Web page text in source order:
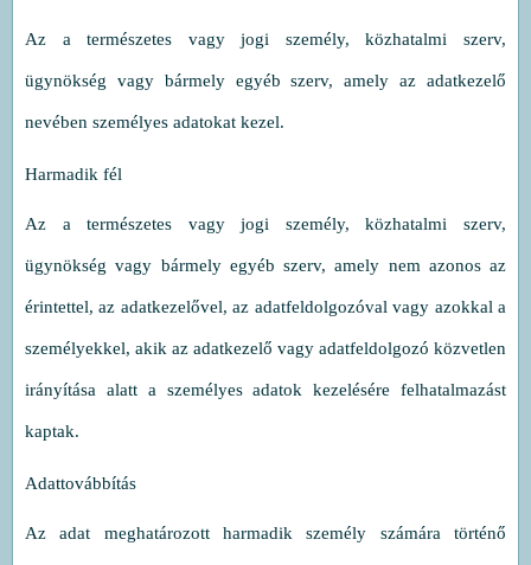
Az a természetes vagy jogi személy, közhatalmi szerv,
ügynökség vagy bármely egyéb szerv, amely az adatkezelő
nevében személyes adatokat kezel.
Harmadik fél
Az a természetes vagy jogi személy, közhatalmi szerv,
ügynökség vagy bármely egyéb szerv, amely nem azonos az
érintettel, az adatkezelővel, az adatfeldolgozóval vagy azokkal a
személyekkel, akik az adatkezelő vagy adatfeldolgozó közvetlen
irányítása alatt a személyes adatok kezelésére felhatalmazást
kaptak.
Adattovábbítás
Az adat meghatározott harmadik személy számára történő